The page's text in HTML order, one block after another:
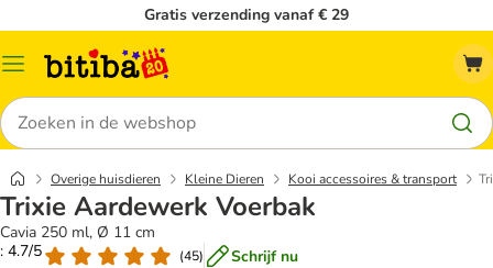
Gratis verzending vanaf € 29
Catalogusmenu
Zoeken
Overige huisdieren Kleine Dieren Kooi accessoires & transport
Trixie Aardewerk Voerbak
Cavia 250 ml, Ø 11 cm
: 4.7/5
(45) Schrijf nu